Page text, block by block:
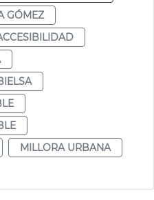
GÓMEZ
MILLORA URBANA